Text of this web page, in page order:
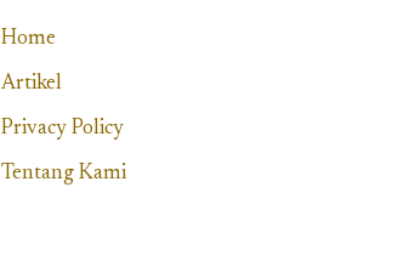
Home
Artikel
Privacy Policy
Tentang Kami